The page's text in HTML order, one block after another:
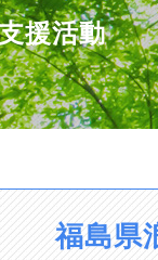
援活動
福島県